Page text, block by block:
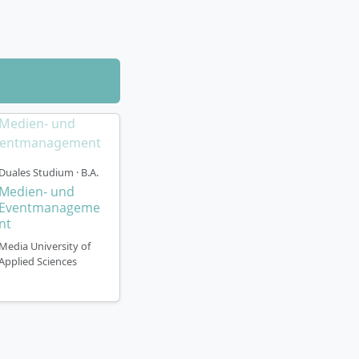
arbeitest
Event-
oder
und
aktuellen
von Fach-,
sorgen für
Duales Studium · B.A.
Medien- und
Eventmanageme
nt
Media University of
Sciences